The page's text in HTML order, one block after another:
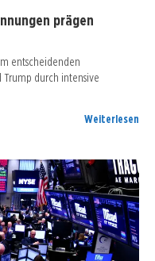
prägen
entscheidenden
Trump durch intensive
Weiterlesen